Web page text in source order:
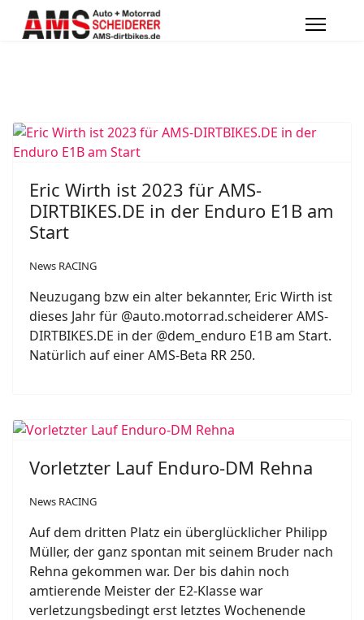
Eric Wirth ist 2023 für AMS-
DIRTBIKES.DE in der Enduro E1B am
Start
News RACING
Neuzugang bzw ein alter bekannter, Eric Wirth ist
dieses Jahr für @auto.motorrad.scheiderer AMS-
DIRTBIKES.DE in der @dem_enduro E1B am Start.
Natürlich auf einer AMS-Beta RR 250.
Vorletzter Lauf Enduro-DM Rehna
News RACING
Auf dem dritten Platz ein überglücklicher Philipp
Müller, der ganz spontan mit seinem Bruder nach
Rehna gekommen war. Der bis dahin noch
amtierende Meister der E2-Klasse war
verletzungsbedingt erst letztes Wochenende